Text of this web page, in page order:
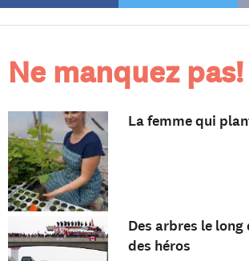
Ne manquez pas!
La femme qui
Des arbres le
des héros